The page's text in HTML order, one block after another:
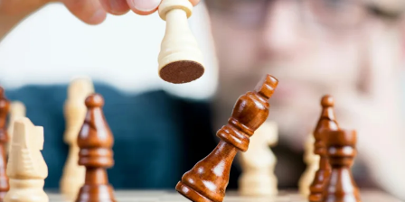
Sie benötigen weitere Informationen oder haben
Fragen?
Unser Training & Development Manager Jonas
English Website
Währung: EUR (€)
Sprache ändern